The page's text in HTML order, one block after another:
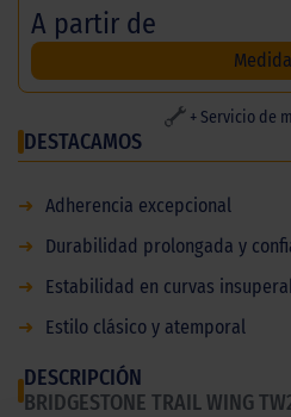
A partir de
+ Servicio de
DESTACAMOS
➜ Adherencia excepcional
➜
Durabilidad prolongada y
➜
Estabilidad en curvas
➜
Estilo clásico y atemporal
DESCRIPCIÓN
BRIDGESTONE TRAIL WING